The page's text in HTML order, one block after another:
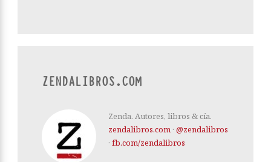
ZENDALIBROS.COM
Zenda. Autores, libros & cía.
zendalibros.com · @zendalibros
· fb.com/zendalibros